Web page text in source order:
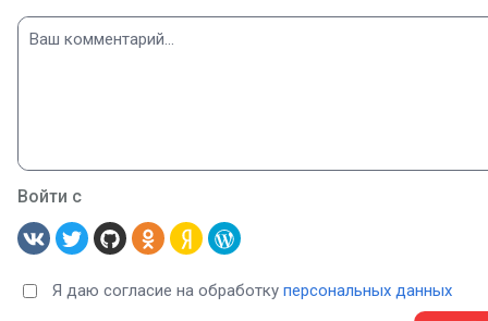
Войти с
Я даю согласие на обработку персональных данных